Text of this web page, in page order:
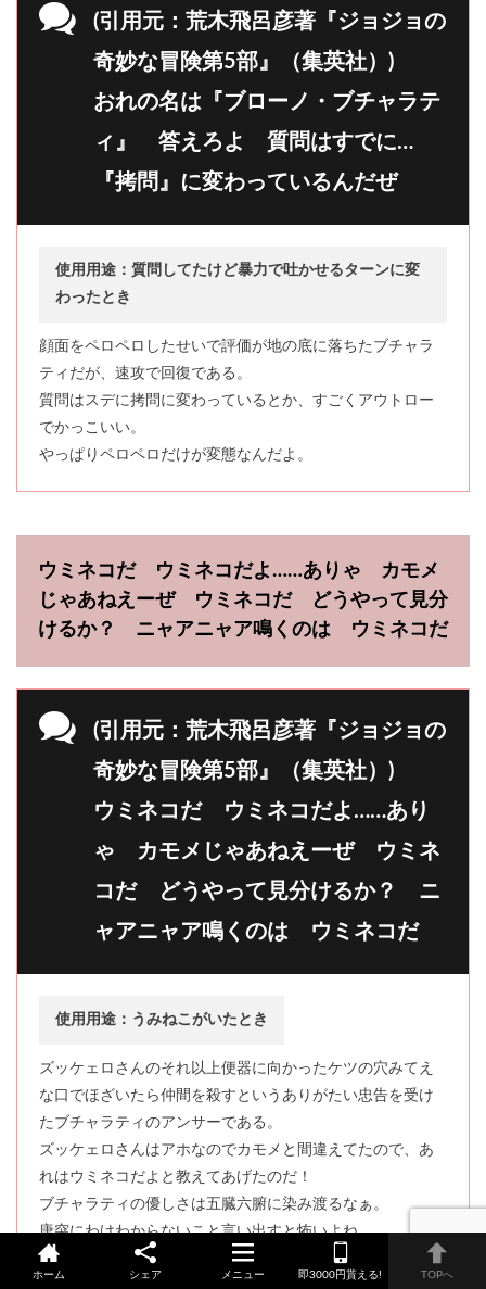
(引用元：荒木飛呂彦著『ジョジョの
奇妙な冒険第5部』（集英社）)
おれの名は『ブローノ・ブチャラテ
ィ』 答えろよ 質問はすでに…
『拷問』に変わっているんだぜ
使用用途：質問してたけど暴力で吐かせるターンに変
わったとき
顔面をペロペロしたせいで評価が地の底に落ちたブチャラ
ティだが、速攻で回復である。
質問はスデに拷問に変わっているとか、すごくアウトロー
でかっこいい。
やっぱりペロペロだけが変態なんだよ。
ウミネコだ ウミネコだよ……ありゃ カモメ
じゃあねえーぜ ウミネコだ どうやって見分
けるか？ ニャアニャア鳴くのは ウミネコだ
(引用元：荒木飛呂彦著『ジョジョの
奇妙な冒険第5部』（集英社）)
ウミネコだ ウミネコだよ……あり
ゃ カモメじゃあねえーぜ ウミネ
コだ どうやって見分けるか？ ニ
ャアニャア鳴くのは ウミネコだ
使用用途：うみねこがいたとき
ズッケェロさんのそれ以上便器に向かったケツの穴みてえ
な口でほざいたら仲間を殺すというありがたい忠告を受け
たブチャラティのアンサーである。
ズッケェロさんはアホなのでカモメと間違えてたので、あ
れはウミネコだよと教えてあげたのだ！
ブチャラティの優しさは五臓六腑に染み渡るなぁ。
唐突にわけわからないこと言い出すと怖いよね。
ホーム シェア メニュー 即3000円貰える! TOPへ